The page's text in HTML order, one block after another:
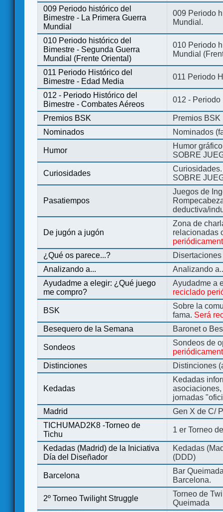
009 Periodo histórico del
Bimestre - La Primera Guerra
Mundial
009 Periodo
Mundial.
010 Periodo histórico del
Bimestre - Segunda Guerra
Mundial (Frente Oriental)
010 Periodo
Mundial
011 Periodo Histórico del
Bimestre - Edad Media
011 Periodo
012 - Periodo Histórico del
Bimestre - Combates Aéreos
012 - Periodo
Premios BSK
Premios BSK
Nominados
Nominados
Humor
Humor
SOBRE
Curiosidades
SOBRE
Pasatiempos
Juegos de
deductiva/
De jugón a jugón
Zona de
relacionadas
¿Qué os parece...?
Analizando a...
Analizando
Ayudadme a elegir: ¿Qué juego
me compro?
Ayudadme a
reciclado
BSK
Sobre la
fama. Será
Besequero de la Semana
Baronet o
Sondeos
Sondeos de
Distinciones
Distinciones
Kedadas
Kedadas
jornadas
Madrid
Gen X de C/
TICHUMAD2K8 -Torneo de
Tichu
1 er Torneo
Kedadas (Madrid) de la Iniciativa
Día del Diseñador
Kedadas
(DDD)
Barcelona
Bar
Barcelona.
2º Torneo Twilight Struggle
Torneo de
Queimada